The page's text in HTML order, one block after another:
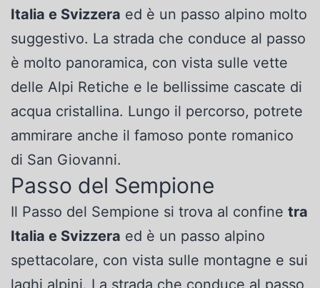
Italia e Svizzera ed è un passo alpino molto
suggestivo. La strada che conduce al passo
è molto panoramica, con vista sulle vette
delle Alpi Retiche e le bellissime cascate di
acqua cristallina. Lungo il percorso, potrete
ammirare anche il famoso ponte romanico
di San Giovanni.
Passo del Sempione
Il Passo del Sempione si trova al confine tra
Italia e Svizzera ed è un passo alpino
spettacolare, con vista sulle montagne e sui